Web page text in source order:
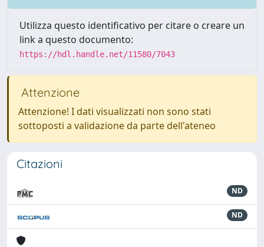
Utilizza questo identificativo per citare o creare un
link a questo documento:
https://hdl.handle.net/11580/7043
Attenzione
Attenzione! I dati visualizzati non sono stati
sottoposti a validazione da parte dell'ateneo
Citazioni
ND
ND